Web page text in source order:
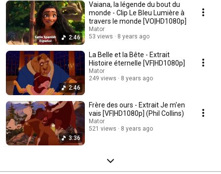
2:46
Vaiana, la légende du bout du
monde - Clip Le Bleu Lumière à
travers le monde [VO|HD1080p]
Mator
53 views
8 years ago
2:46
La Belle et la Bête - Extrait
Histoire éternelle [VF|HD1080p]
Mator
249 views
8 years ago
3:36
Frère des ours - Extrait Je m'en
vais [VF|HD1080p] (Phil Collins)
Mator
521 views
8 years ago